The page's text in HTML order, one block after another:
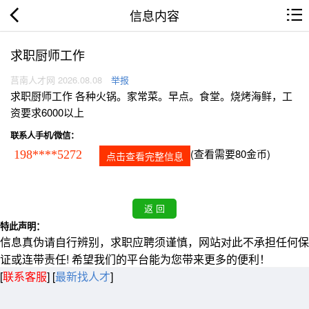
信息内容
求职厨师工作
莒南人才网 2026.08.08 举报
求职厨师工作 各种火锅。家常菜。早点。食堂。烧烤海鲜，工
资要求6000以上
联系人手机/微信：
198****5272 点击查看完整信息 (查看需要80金币)
特此声明：
信息真伪请自行辨别，求职应聘须谨慎，网站对此不承担任何保
证或连带责任! 希望我们的平台能为您带来更多的便利！
[联系客服] [最新找人才]